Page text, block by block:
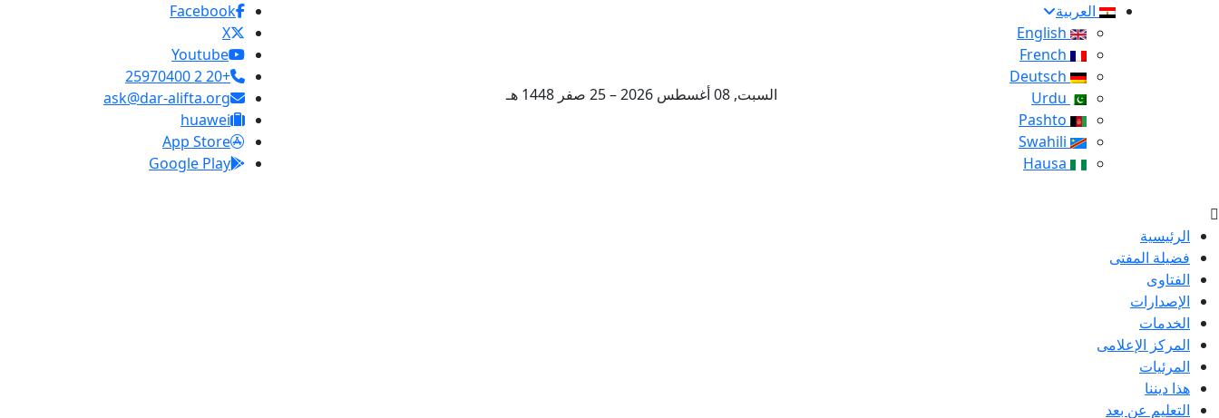
العربية
السبت, 08 أغسطس 2026 – 25 صفر 1448 هـ
Facebook
X
Youtube
+20 2 25970400
ask@dar-alifta.org
huawei
App Store
Google Play
الرئيسية
فضيلة المفتى
الفتاوى
الإصدارات
الخدمات
المركز الإعلامى
المرئيات
هذا ديننا
التعليم عن بعد